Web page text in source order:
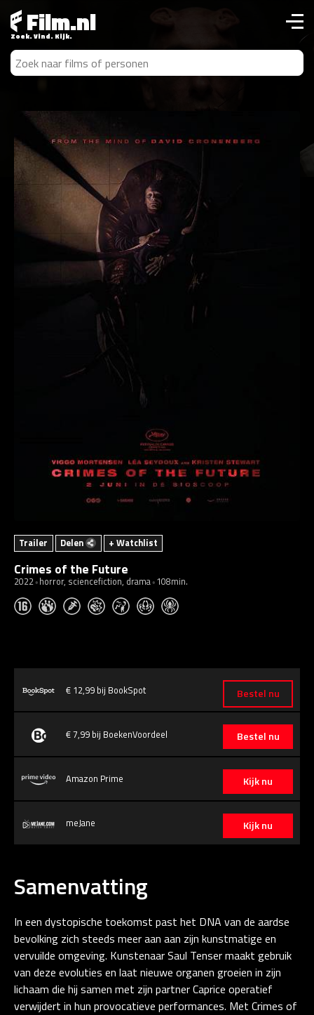
Film.nl
Zoek. Vind. Kijk.
Trailer Delen + Watchlist
Crimes of the Future
2022 horror, sciencefiction, drama 108min.
Bestel nu
€ 12,99 bij BookSpot
Bestel nu
€ 7,99 bij BoekenVoordeel
Kijk nu
Amazon Prime
Kijk nu
meJane
Samenvatting
In een dystopische toekomst past het DNA van de aardse
bevolking zich steeds meer aan aan zijn kunstmatige en
vervuilde omgeving. Kunstenaar Saul Tenser maakt gebruik
van deze evoluties en laat nieuwe organen groeien in zijn
lichaam die hij samen met zijn partner Caprice operatief
verwijdert in hun provocatieve performances. Met Crimes of